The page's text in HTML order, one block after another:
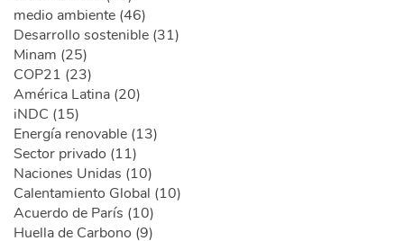
medio ambiente (46)
Desarrollo sostenible (31)
Minam (25)
COP21 (23)
América Latina (20)
iNDC (15)
Energía renovable (13)
Sector privado (11)
Naciones Unidas (10)
Calentamiento Global (10)
Acuerdo de París (10)
Huella de Carbono (9)